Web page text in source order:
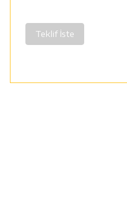
Teklif İste